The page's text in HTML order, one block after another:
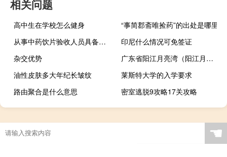
相关问题
高中生在学校怎么健身
“事简郡斋唯捡药”的出处是哪里
从事中药饮片验收人员具备的条件
印尼什么情况可免签证
杂交优势
广东省阳江月亮湾（阳江月亮湾）
油性皮肤多大年纪长皱纹
莱斯特大学的入学要求
路由聚合是什么意思
密室逃脱9攻略17关攻略
☚